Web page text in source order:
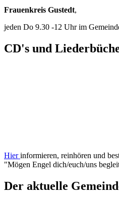
Frauenkreis Gustedt,
jeden Do 9.30 -12 Uhr im
CD's und
Hierinformieren, reinhören und
"Mögen Engel dich/euch/uns
Der aktuelle